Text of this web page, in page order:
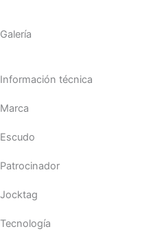
Galería
Información técnica
Marca
Escudo
Patrocinador
Jocktag
Tecnología